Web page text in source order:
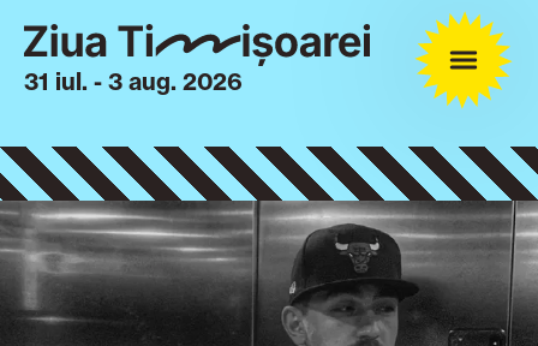
31 iul. - 3 aug. 2026